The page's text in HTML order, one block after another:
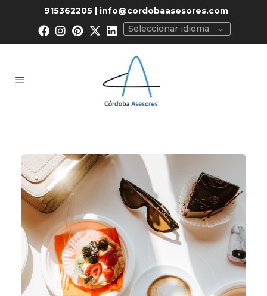
915362205 | info@cordobaasesores.com
Seleccionar idioma